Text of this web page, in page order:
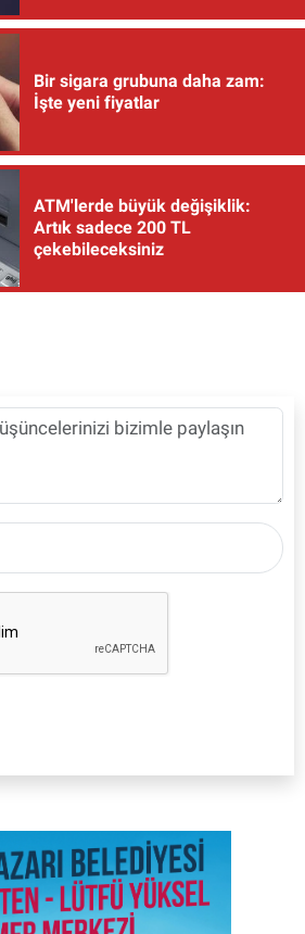
Bir sigara grubuna daha zam:
İşte yeni fiyatlar
ATM'lerde büyük değişiklik:
Artık sadece 200 TL
çekebileceksiniz